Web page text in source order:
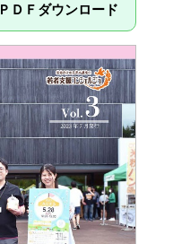
ＰＤＦダウンロード